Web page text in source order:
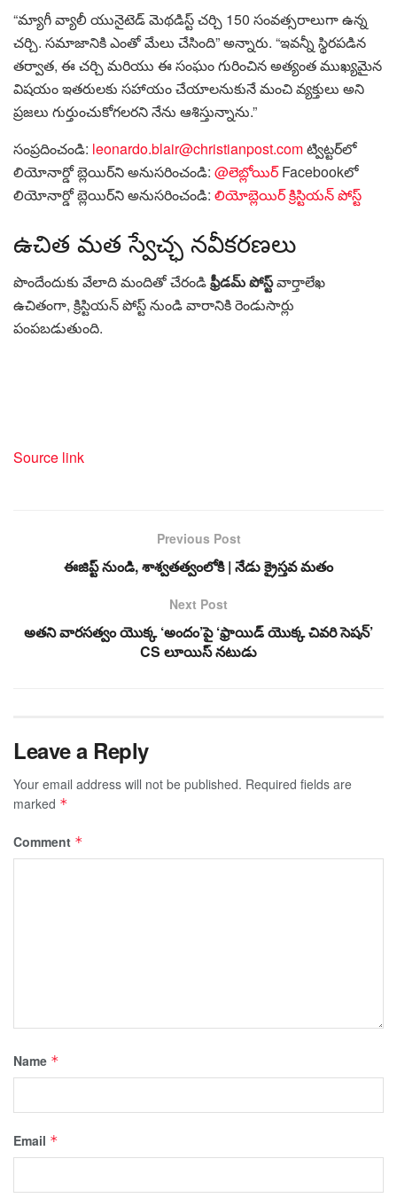
“మ్యాగీ వ్యాలీ యునైటెడ్ మెథడిస్ట్ చర్చి 150 సంవత్సరాలుగా ఉన్న
చర్చి. సమాజానికి ఎంతో మేలు చేసింది” అన్నారు. “ఇవన్నీ స్థిరపడిన
తర్వాత, ఈ చర్చి మరియు ఈ సంఘం గురించిన అత్యంత ముఖ్యమైన
విషయం ఇతరులకు సహాయం చేయాలనుకునే మంచి వ్యక్తులు అని
ప్రజలు గుర్తుంచుకోగలరని నేను ఆశిస్తున్నాను.”
సంప్రదించండి: leonardo.blair@christianpost.comట్విట్టర్‌లో
లియోనార్డో బ్లెయిర్‌ని అనుసరించండి: @లెబ్లోయిర్Facebookలో
లియోనార్డో బ్లెయిర్‌ని అనుసరించండి: లియోబ్లెయిర్ క్రిస్టియన్ పోస్ట్
ఉచిత మత స్వేచ్ఛ నవీకరణలు
పొందేందుకు వేలాది మందితో చేరండిఫ్రీడమ్ పోస్ట్వార్తాలేఖ
ఉచితంగా, క్రిస్టియన్ పోస్ట్ నుండి వారానికి రెండుసార్లు
పంపబడుతుంది.
Source link
Previous Post
ఈజిప్ట్ నుండి, శాశ్వతత్వంలోకి | నేడు క్రైస్తవ మతం
Next Post
అతని వారసత్వం యొక్క ‘అందం’పై ‘ఫ్రాయిడ్ యొక్క చివరి సెషన్’
CS లూయిస్ నటుడు
Leave a Reply
Your email address will not be published. Required fields are
marked *
Comment *
Name *
Email *